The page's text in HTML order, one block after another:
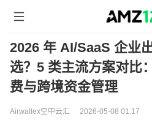
2026 年 AI/SaaS 企业
选？5 类主流方案对比
费与跨境资金管理
Airwallex空中云汇 2026-05-08 01:17